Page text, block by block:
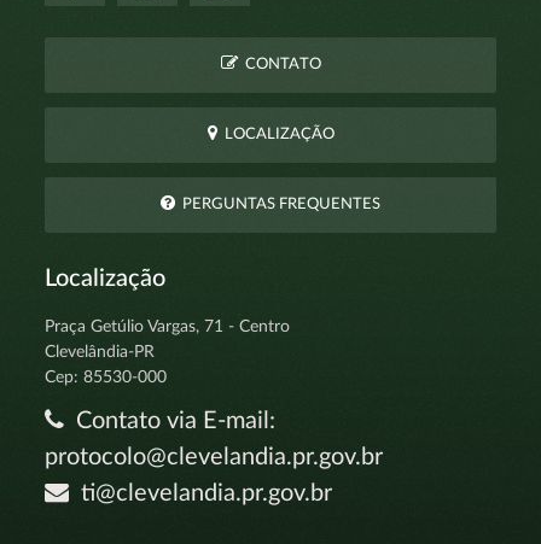
CONTATO
LOCALIZAÇÃO
PERGUNTAS FREQUENTES
Localização
Praça Getúlio Vargas, 71 - Centro
Clevelândia-PR
Cep: 85530-000
Contato via E-mail:
protocolo@clevelandia.pr.gov.br
ti@clevelandia.pr.gov.br